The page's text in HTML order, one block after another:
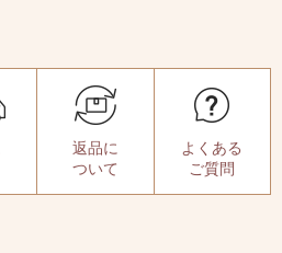
返品に
ついて
よくある
ご質問